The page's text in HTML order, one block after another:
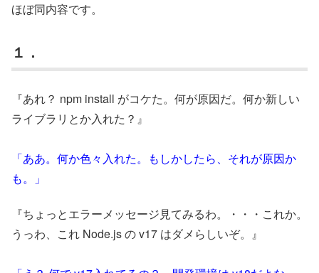
ほぼ同内容です。
１．
『あれ？ npm install がコケた。何が原因だ。何か新しい
ライブラリとか入れた？』
「ああ。何か色々入れた。もしかしたら、それが原因か
も。」
『ちょっとエラーメッセージ見てみるわ。・・・これか。
うっわ、これ Node.js の v17 はダメらしいぞ。』